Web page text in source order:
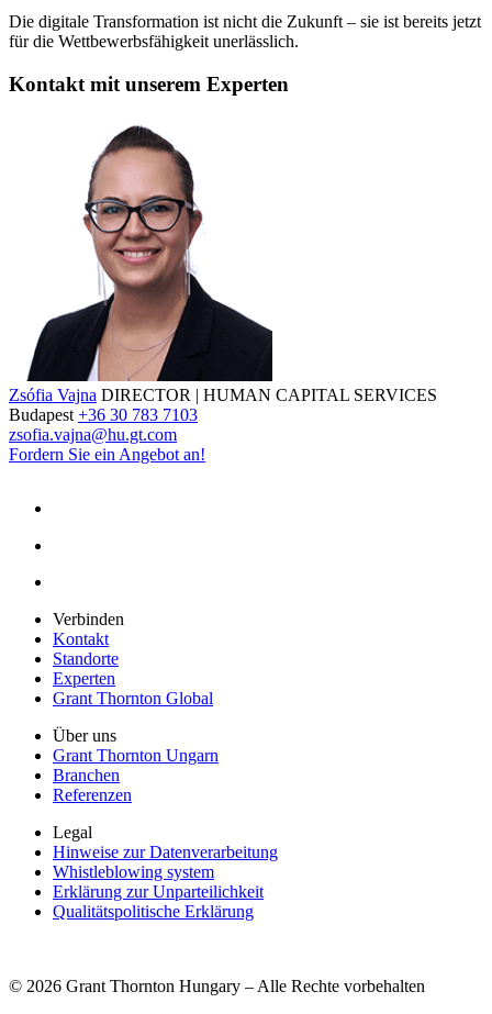
Die digitale Transformation ist nicht die Zukunft – sie ist bereits jetzt
für die Wettbewerbsfähigkeit unerlässlich.
Kontakt mit unserem Experten
Zsófia Vajna DIRECTOR | HUMAN CAPITAL SERVICES
Budapest +36 30 783 7103
zsofia.vajna@hu.gt.com
Fordern Sie ein Angebot an!
Verbinden
Kontakt
Standorte
Experten
Grant Thornton Global
Über uns
Grant Thornton Ungarn
Branchen
Referenzen
Legal
Hinweise zur Datenverarbeitung
Whistleblowing system
Erklärung zur Unparteilichkeit
Qualitätspolitische Erklärung
© 2026 Grant Thornton Hungary – Alle Rechte vorbehalten